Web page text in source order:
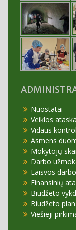
Nuostatai
Veiklos
Vidaus
Asmens
Mokytojų
Darbo
Laisvos
Finansinių
Biudžeto
Biudžeto
Viešieji